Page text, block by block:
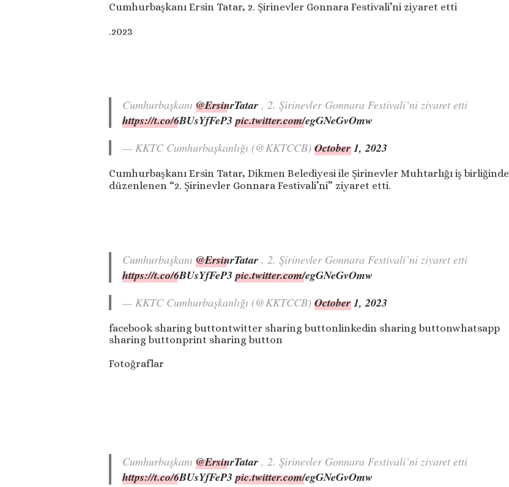
Cumhurbaşkanı Ersin Tatar, 2. Şirinevler Gonnara Festivali’ni ziyaret etti
.2023
Cumhurbaşkanı @ErsinrTatar , 2. Şirinevler Gonnara Festivali’ni ziyaret etti
https://t.co/6BUsYfFeP3 pic.twitter.com/egGNeGvOmw
— KKTC Cumhurbaşkanlığı (@KKTCCB) October 1, 2023
Cumhurbaşkanı Ersin Tatar, Dikmen Belediyesi ile Şirinevler Muhtarlığı iş birliğinde
düzenlenen “2. Şirinevler Gonnara Festivali’ni” ziyaret etti.
Cumhurbaşkanı @ErsinrTatar , 2. Şirinevler Gonnara Festivali’ni ziyaret etti
https://t.co/6BUsYfFeP3 pic.twitter.com/egGNeGvOmw
— KKTC Cumhurbaşkanlığı (@KKTCCB) October 1, 2023
facebook sharing buttontwitter sharing buttonlinkedin sharing buttonwhatsapp
sharing buttonprint sharing button
Fotoğraflar
Cumhurbaşkanı @ErsinrTatar , 2. Şirinevler Gonnara Festivali’ni ziyaret etti
https://t.co/6BUsYfFeP3 pic.twitter.com/egGNeGvOmw